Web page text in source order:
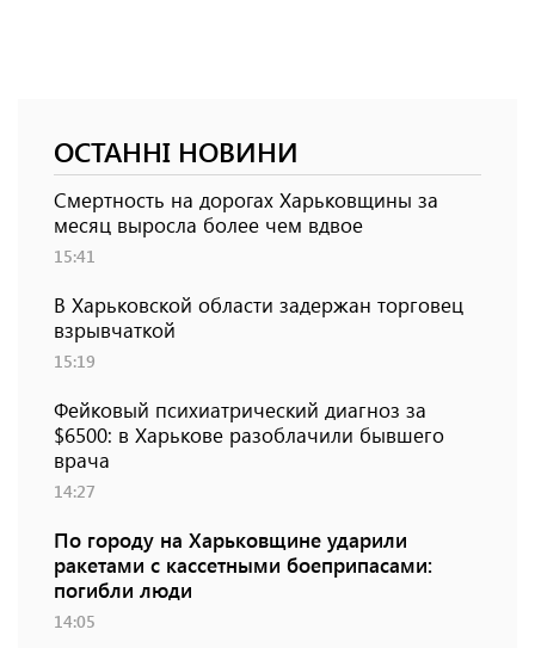
ОСТАННІ НОВИНИ
Смертность на дорогах Харьковщины за
месяц выросла более чем вдвое
15:41
В Харьковской области задержан торговец
взрывчаткой
15:19
Фейковый психиатрический диагноз за
$6500: в Харькове разоблачили бывшего
врача
14:27
По городу на Харьковщине ударили
ракетами с кассетными боеприпасами:
погибли люди
14:05